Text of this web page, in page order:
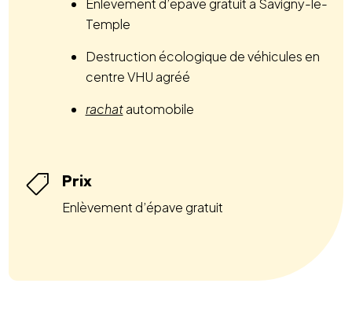
Temple
Destruction écologique de véhicules en
centre VHU agréé
rachatautomobile
 Prix
Enlèvement d’épave gratuit